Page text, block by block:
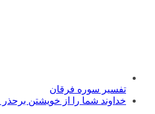
تفسیر سوره فرقان
خداوند شما را از خويشتن